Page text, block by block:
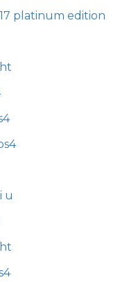
platinum edition
u